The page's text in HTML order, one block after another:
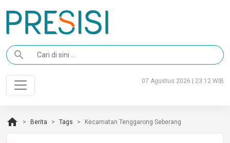
search
07 Agustus 2026 | 23:12 WIB
home Berita Tags Kecamatan Tenggarong Seberang